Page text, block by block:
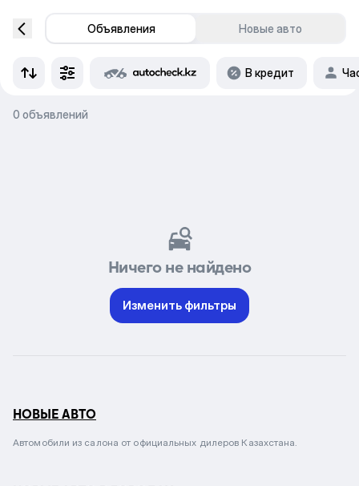
Объявления Новые авто
В кредит
0 объявлений
Ничего не найдено
Изменить фильтры
НОВЫЕ АВТО
Автомобили из салона от официальных дилеров Казахстана.